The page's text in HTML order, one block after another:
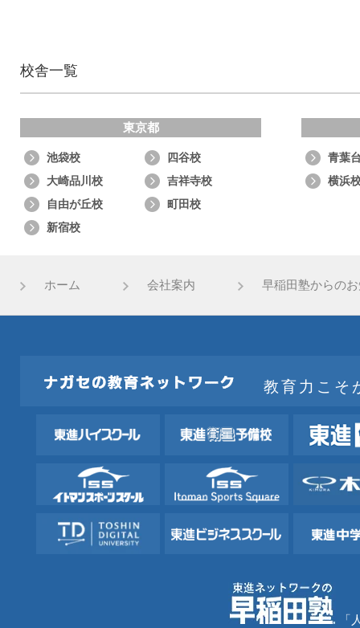
校舎一覧
東京都
池袋校
四谷校
大崎品川校
吉祥寺校
自由が丘校
町田校
新宿校
青葉
横浜
ホーム 会社案内 早稲田塾からの
教育力こそ
「